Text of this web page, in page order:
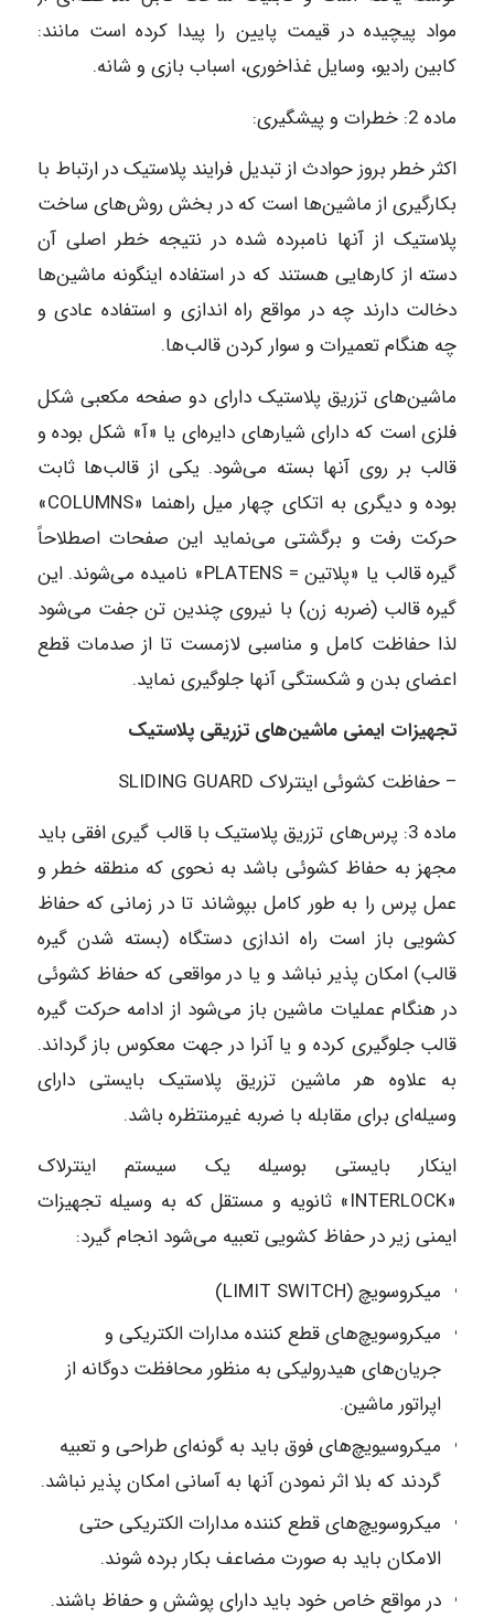
مواد پیچیده در قیمت پایین را پیدا کرده است مانند:
کابین رادیو، وسایل غذاخوری، اسباب بازی و شانه.
ماده‌ 2: خطرات و پیشگیری:
اکثر خطر بروز حوادث از تبدیل فرایند پلاستیک در ارتباط با
بکارگیری از ماشین‌ها است که در بخش روش‌های ساخت
پلاستیک از آنها نامبرده شده در نتیجه خطر اصلی آن
دسته از کارهایی هستند که در استفاده اینگونه ماشین‌ها
دخالت دارند چه در مواقع راه اندازی و استفاده عادی و
چه هنگام تعمیرات و سوار کردن قالب‌ها.
ماشین‌های تزریق پلاستیک دارای دو صفحه مکعبی شکل
فلزی است که دارای شیارهای دایره‌ای یا «آ» شکل بوده و
قالب بر روی آنها بسته می‌شود. یکی از قالب‌ها ثابت
بوده و دیگری به اتکای چهار میل راهنما «COLUMNS»
حرکت رفت و برگشتی می‌نماید این صفحات اصطلاحاً
گیره قالب یا «پلاتین = PLATENS» نامیده می‌شوند. این
گیره قالب (ضربه زن) با نیروی چندین تن جفت می‌شود
لذا حفاظت کامل و مناسبی لازمست تا از صدمات قطع
اعضای بدن و شکستگی آنها جلوگیری نماید.
تجهیزات ایمنی ماشین‌های تزریقی پلاستیک
– حفاظت کشوئی اینترلاک SLIDING GUARD
ماده‌ 3: پرس‌های تزریق پلاستیک با قالب گیری افقی باید
مجهز به حفاظ کشوئی باشد به نحوی که منطقه خطر و
عمل پرس را به طور کامل بپوشاند تا در زمانی که حفاظ
کشویی باز است راه اندازی دستگاه (بسته شدن گیره
قالب) امکان پذیر نباشد و یا در مواقعی که حفاظ کشوئی
در هنگام عملیات ماشین باز می‌شود از ادامه حرکت گیره
قالب جلوگیری کرده و یا آنرا در جهت معکوس باز گرداند.
به علاوه هر ماشین تزریق پلاستیک بایستی دارای
وسیله‌ای برای مقابله با ضربه غیرمنتظره باشد.
اینکار بایستی بوسیله یک سیستم اینترلاک
«INTERLOCK» ثانویه و مستقل که به وسیله تجهیزات
ایمنی زیر در حفاظ کشویی تعبیه می‌شود انجام گیرد:
میکروسویچ (LIMIT SWITCH)
میکروسویچ‌های قطع کننده مدارات الکتریکی و
جریان‌های هیدرولیکی به منظور محافظت دوگانه از
اپراتور ماشین.
میکروسیویچ‌های فوق باید به گونه‌ای طراحی و تعبیه
گردند که بلا اثر نمودن آنها به آسانی امکان پذیر نباشد.
میکروسویچ‌های قطع کننده مدارات الکتریکی حتی
الامکان باید به صورت مضاعف بکار برده شوند.
در مواقع خاص خود باید دارای پوشش و حفاظ باشند.